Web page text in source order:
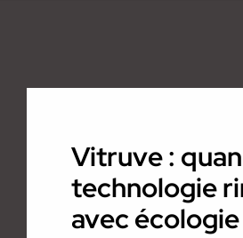
Vitruve :
technologie
avec écologie